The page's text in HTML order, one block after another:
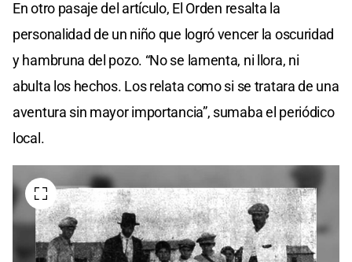
En otro pasaje del artículo, El Orden resalta la
personalidad de un niño que logró vencer la oscuridad
y hambruna del pozo. “No se lamenta, ni llora, ni
abulta los hechos. Los relata como si se tratara de una
aventura sin mayor importancia”, sumaba el periódico
local.